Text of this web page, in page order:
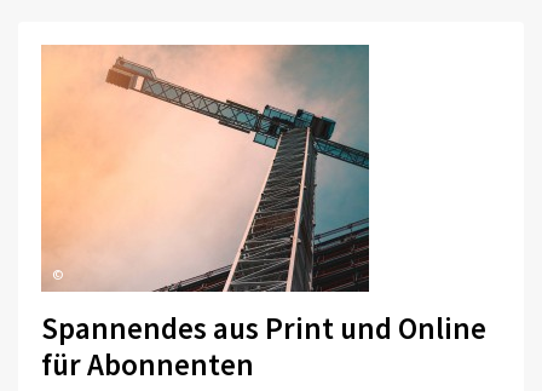
©
Spannendes aus Print und Online
für Abonnenten